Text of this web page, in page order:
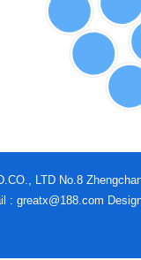
LTD No.8
: greatx@188.com